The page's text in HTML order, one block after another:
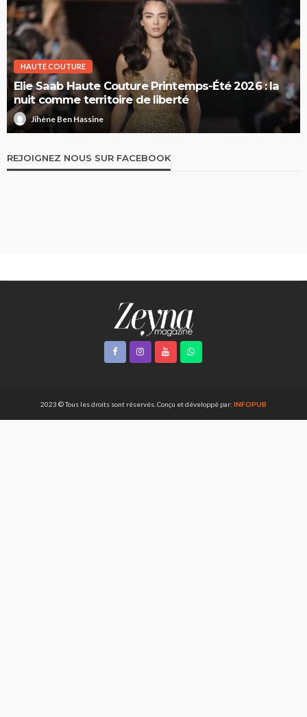
HAUTE COUTURE
Elie Saab Haute Couture Printemps-Été 2026 : la
nuit comme territoire de liberté
Jihène Ben Hassine
REJOIGNEZ NOUS SUR FACEBOOK
2023 © Tous les droits sont réservés. Conçu et développé par: INFOPUB